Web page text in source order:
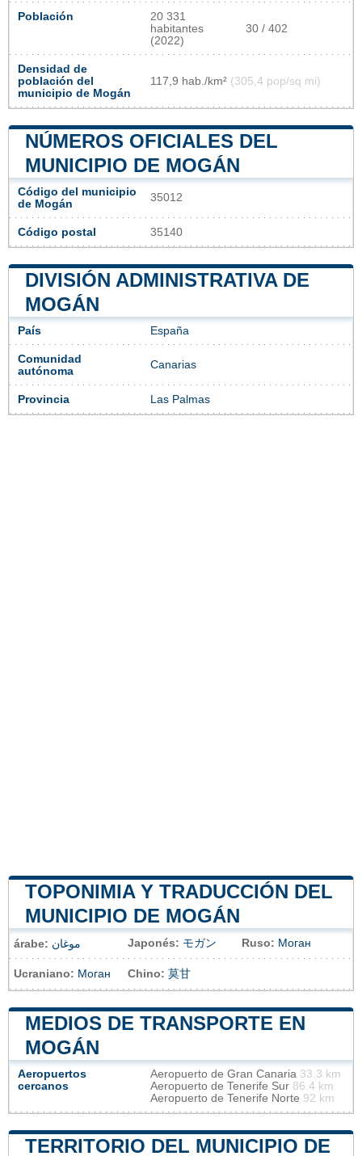
Población
20 331
habitantes
(2022)
30 / 402
Densidad de
población del
municipio de Mogán
117,9 hab./km² (305,4 pop/sq mi)
NÚMEROS OFICIALES DEL
MUNICIPIO DE MOGÁN
Código del municipio
de Mogán
35012
Código postal 35140
DIVISIÓN ADMINISTRATIVA DE
MOGÁN
País España
Comunidad
autónoma
Canarias
Provincia Las Palmas
TOPONIMIA Y TRADUCCIÓN DEL
MUNICIPIO DE MOGÁN
árabe: موغان Japonés: モガン Ruso: Моган
Ucraniano: Моган Chino: 莫甘
MEDIOS DE TRANSPORTE EN
MOGÁN
Aeropuertos
cercanos
Aeropuerto de Gran Canaria 33.3 km
Aeropuerto de Tenerife Sur 86.4 km
Aeropuerto de Tenerife Norte 92 km
TERRITORIO DEL MUNICIPIO DE